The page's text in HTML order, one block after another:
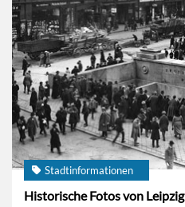
Stadtinformationen
Historische Fotos von Leipzig